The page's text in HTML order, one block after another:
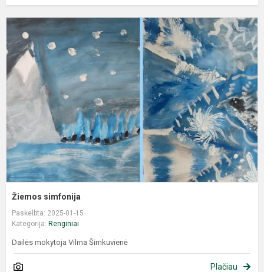
Žiemos simfonija
Paskelbta: 2025-01-15
Kategorija: Renginiai
Dailės mokytoja Vilma Šimkuvienė
Plačiau